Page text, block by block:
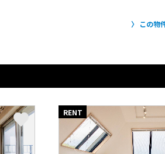
この物
RENT